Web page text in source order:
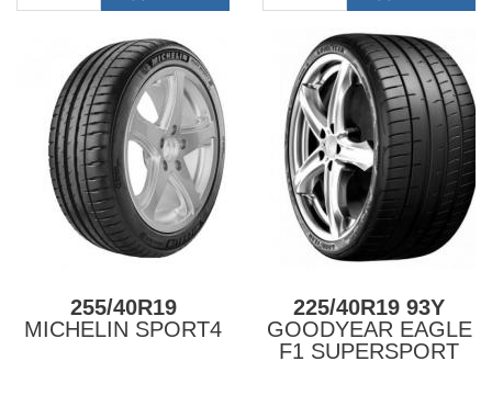
255/40R19
MICHELIN SPORT4
225/40R19 93Y
GOODYEAR EAGLE
F1 SUPERSPORT